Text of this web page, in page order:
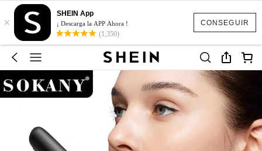
CONSEGUIR
×
SHEIN App
¡ Descarga la APP Ahora !
(1,350)